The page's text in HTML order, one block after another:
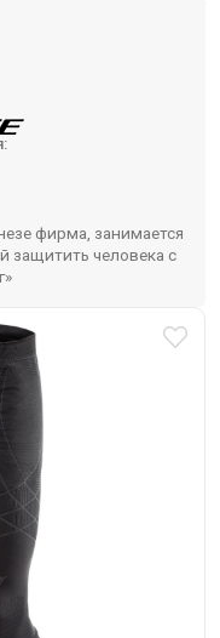
фирма, занимается
человека с